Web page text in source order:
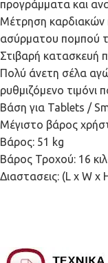
προγράμματα και
Μέτρηση
ασύρματου πομπού
Στιβαρή κατασκευή
Πολύ άνετη σέλα
ρυθμιζόμενο
Βάση για Tablets /
Μέγιστο βάρος
Βάρος: 51 kg
Βάρος Τροχού: 16
Διαστασεις: (L x W